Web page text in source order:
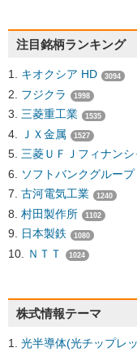
注目銘柄ランキング
キオクシア HD 3094
フジクラ 1998
三菱重工業 1535
ＪＸ金属 1527
三菱ＵＦＪフィナン
ソフトバンクグループ
古河電気工業 1240
村田製作所 1102
日本製鉄 1080
ＮＴＴ 1024
株式情報テーマ
光半導体(光チップレ